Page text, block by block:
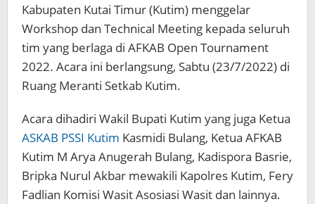
Kabupaten Kutai Timur (Kutim) menggelar
Workshop dan Technical Meeting kepada seluruh
tim yang berlaga di AFKAB Open Tournament
2022. Acara ini berlangsung, Sabtu (23/7/2022) di
Ruang Meranti Setkab Kutim.
Acara dihadiri Wakil Bupati Kutim yang juga Ketua
ASKAB PSSI Kutim Kasmidi Bulang, Ketua AFKAB
Kutim M Arya Anugerah Bulang, Kadispora Basrie,
Bripka Nurul Akbar mewakili Kapolres Kutim, Fery
Fadlian Komisi Wasit Asosiasi Wasit dan lainnya.